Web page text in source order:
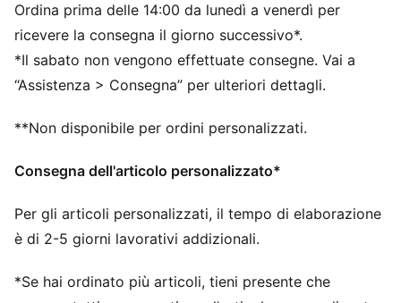
Ordina prima delle 14:00 da lunedì a venerdì per
ricevere la consegna il giorno successivo*.
*Il sabato non vengono effettuate consegne. Vai a
“Assistenza > Consegna” per ulteriori dettagli.
**Non disponibile per ordini personalizzati.
Consegna dell'articolo personalizzato*
Per gli articoli personalizzati, il tempo di elaborazione
è di 2-5 giorni lavorativi addizionali.
*Se hai ordinato più articoli, tieni presente che